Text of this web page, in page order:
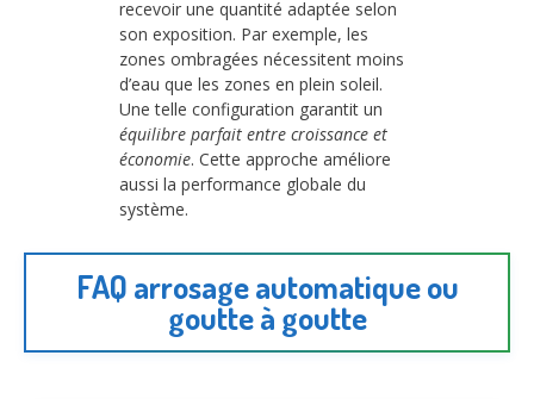
recevoir une quantité adaptée selon
son exposition. Par exemple, les
zones ombragées nécessitent moins
d’eau que les zones en plein soleil.
Une telle configuration garantit un
équilibre parfait entre croissance et
économie. Cette approche améliore
aussi la performance globale du
système.
FAQ arrosage automatique ou
goutte à goutte